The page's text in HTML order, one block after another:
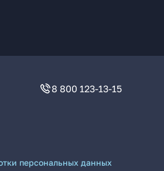
8 800 123-13-15
персональных данных